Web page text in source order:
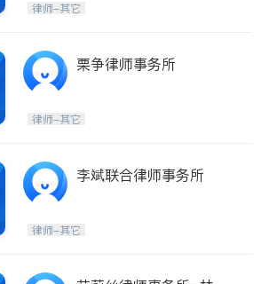
& Monterey
律师-其它
栗争律师事务所
律师-其它
李斌联合律师事务所
律师-其它